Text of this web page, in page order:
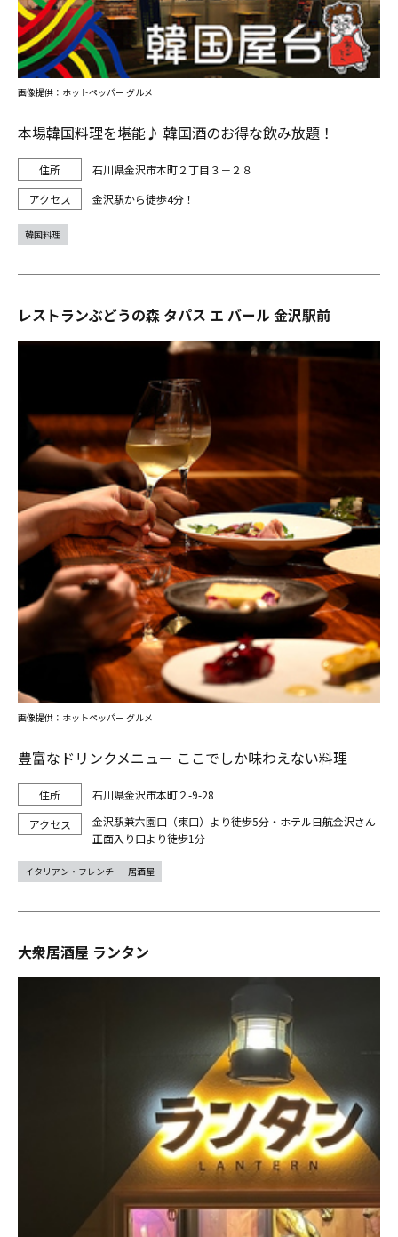
本場韓国料理を堪能♪ 韓国酒のお得な飲み放題！
石川県金沢市本町２丁目３－２８
金沢駅から徒歩4分！
画像提供：ホットペッパー グルメ
韓国料理
レストランぶどうの森 タパス エ バール 金沢駅前
豊富なドリンクメニュー ここでしか味わえない料理
石川県金沢市本町２-9-28
金沢駅兼六園口（東口）より徒歩5分・ホテル日航金沢さん
正面入り口より徒歩1分
画像提供：ホットペッパー グルメ
イタリアン・フレンチ 居酒屋
大衆居酒屋 ランタン